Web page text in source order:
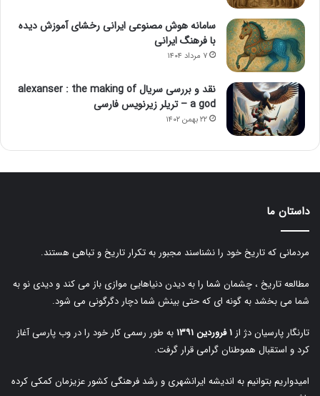
سامانه هوش مصنوعی ایرانی رخشای آموزش دیده
با فرهنگ ایرانی
۷ مرداد ۱۴۰۴
نقد و بررسی سریال alexanser : the making of
a god – تریلر زیرنویس فارسی
۲۲ بهمن ۱۴۰۲
داستان ما
مردمانی که تاریخ خود را نشناسند مجبور به تکرار تاریخ و تباهی هستند.
مطالعه تاریخ ، چشمان شما را به دیدن دنیاهایی موازی باز می کند و دیدی نو به
شما می بخشد به گونه ای که حتی بینش شما دچار دگرگونی می شود.
تارنگار پارسیان دژ از ۱ فروردین ۱۳۹۱
به طور رسمی کار خود را در وب پارسی آغاز
کرد و استقبال هموطنان گرامی قرار گرفت.
امیدواریم بتوانیم به اندیشه ایرانشهری و رشد فرهنگی کشور عزیزمان کمکی کرده